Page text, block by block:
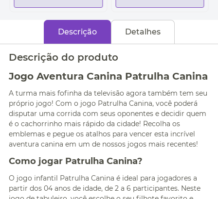
Descrição Detalhes
Descrição do produto
Jogo Aventura Canina Patrulha Canina
A turma mais fofinha da televisão agora também tem seu
próprio jogo! Com o jogo Patrulha Canina, você poderá
disputar uma corrida com seus oponentes e decidir quem
é o cachorrinho mais rápido da cidade! Recolha os
emblemas e pegue os atalhos para vencer esta incrível
aventura canina em um de nossos jogos mais recentes!
Como jogar Patrulha Canina?
O jogo infantil Patrulha Canina é ideal para jogadores a
partir dos 04 anos de idade, de 2 a 6 participantes. Neste